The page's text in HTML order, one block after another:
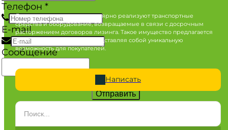
Лизинговые компании регулярно реализуют транспортные
средства и оборудование, возвращаемые в связи с досрочным
расторжением договоров лизинга. Такое имущество предлагается
по конкурентным ценам, представляя собой уникальную
возможность для покупателей.
Написать
Телефон *
E-mail
Сообщение
Отправить